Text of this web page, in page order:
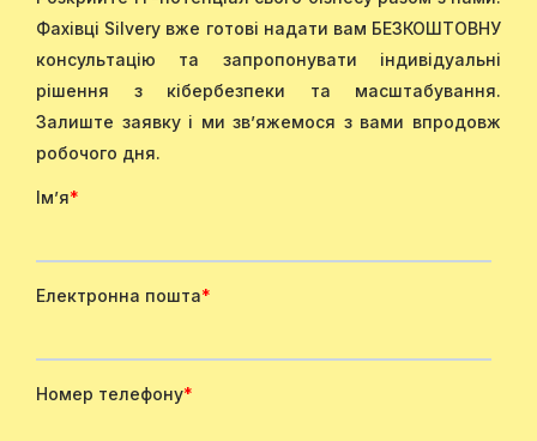
Фахівці Silvery вже готові надати вам БЕЗКОШТОВНУ
консультацію та запропонувати індивідуальні
рішення з кібербезпеки та масштабування.
Залиште заявку і ми зв’яжемося з вами впродовж
робочого дня.